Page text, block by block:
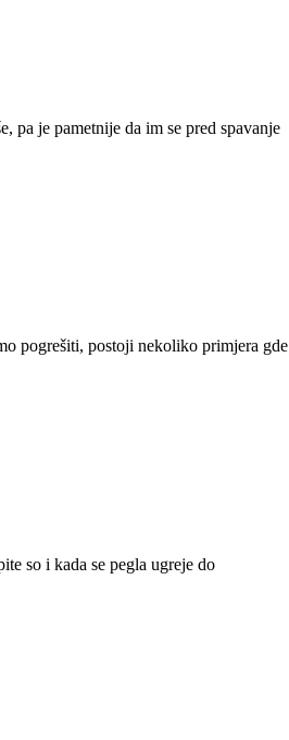
pa je pametnije da im se pred spavanje
pogrešiti, postoji nekoliko primjera gde
so i kada se pegla ugreje do